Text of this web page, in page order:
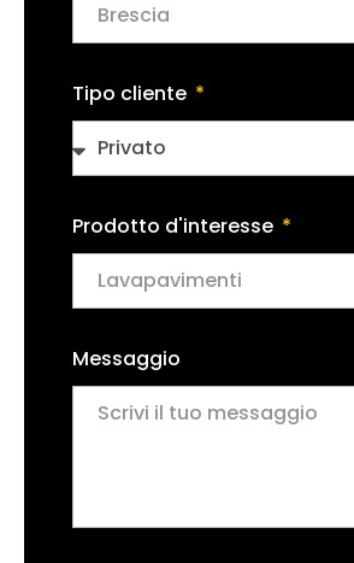
Tipo cliente
Prodotto d'interesse
Messaggio